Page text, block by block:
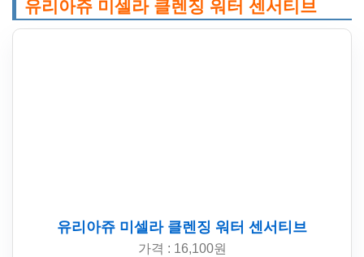
유리아쥬 미셀라 클렌징 워터 센서티브
유리아쥬 미셀라 클렌징 워터 센서티브
가격 : 16,100원